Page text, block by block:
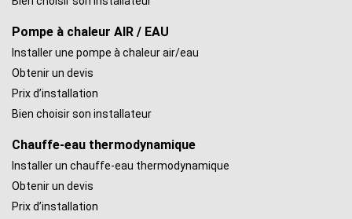
Pompe à chaleur AIR / EAU
Installer une pompe à chaleur air/eau
Obtenir un devis
Prix d’installation
Bien choisir son installateur
Chauffe-eau thermodynamique
Installer un chauffe-eau thermodynamique
Obtenir un devis
Prix d’installation